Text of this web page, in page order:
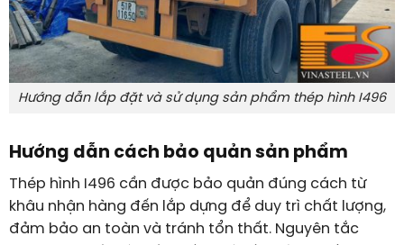
Hướng dẫn lắp đặt và sử dụng sản phẩm thép hình I496
Hướng dẫn cách bảo quản sản phẩm
Thép hình I496 cần được bảo quản đúng cách từ
khâu nhận hàng đến lắp dựng để duy trì chất lượng,
đảm bảo an toàn và tránh tổn thất. Nguyên tắc